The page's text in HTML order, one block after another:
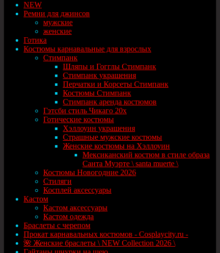
NEW
Ремни для джинсов
мужские
женские
Готика
Костюмы карнавальные для взрослых
Стимпанк
Шляпы и Гогглы Стимпанк
Стимпанк украшения
Перчатки и Корсеты Стимпанк
Костюмы Стимпанк
Стимпанк аренда костюмов
Гэтсби стиль Чикаго 20х
Готические костюмы
Хэллоуин украшения
Страшные мужские костюмы
Женские костюмы на Хэллоуин
Мексиканский костюм в стиле образа
Санта Муэрте \ santa muerte \
Костюмы Новогодние 2026
Стиляги
Косплей аксессуары
Кастом
Кастом аксессуары
Кастом одежда
Браслеты с черепом
Прокат карнавальных костюмов - Cosplaycity.ru -
🌺 Женские браслеты \ NEW Collection 2026 \